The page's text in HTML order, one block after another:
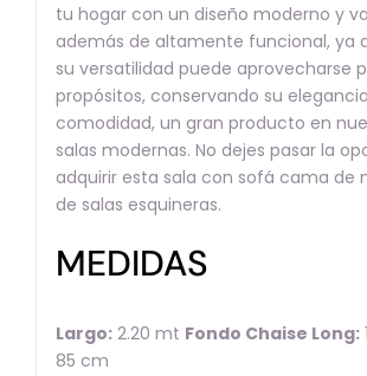
tu hogar con un diseño moderno y
además de altamente funcional, ya
su versatilidad puede aprovecharse
propósitos, conservando su
comodidad, un gran producto en
salas modernas. No dejes pasar la
adquirir esta sala con sofá cama de
de salas esquineras.
MEDIDAS
Largo:2.20 mt Fondo Chaise Long:
85 cm